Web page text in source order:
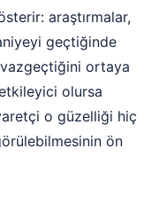
araştırmalar,
geçtiğinde
vazgeçtiğini ortaya
olursa
o güzelliği hiç
ön